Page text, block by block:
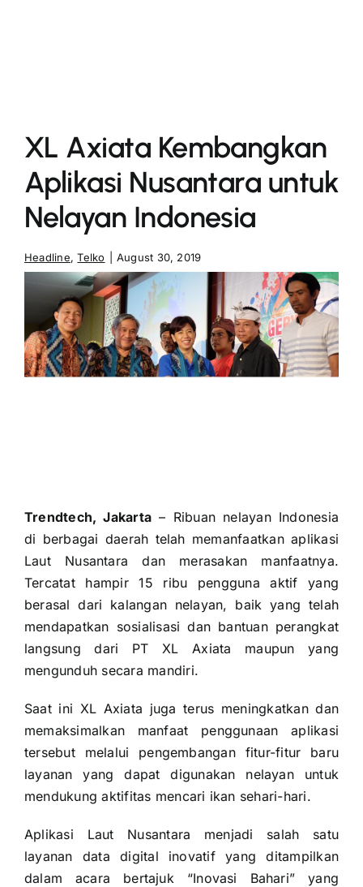
XL Axiata Kembangkan
Aplikasi Nusantara untuk
Nelayan Indonesia
Headline,Telko August 30, 2019
Trendtech, Jakarta – Ribuan nelayan Indonesia
di berbagai daerah telah memanfaatkan aplikasi
Laut Nusantara dan merasakan manfaatnya.
Tercatat hampir 15 ribu pengguna aktif yang
berasal dari kalangan nelayan, baik yang telah
mendapatkan sosialisasi dan bantuan perangkat
langsung dari PT XL Axiata maupun yang
mengunduh secara mandiri.
Saat ini XL Axiata juga terus meningkatkan dan
memaksimalkan manfaat penggunaan aplikasi
tersebut melalui pengembangan fitur-fitur baru
layanan yang dapat digunakan nelayan untuk
mendukung aktifitas mencari ikan sehari-hari.
Aplikasi Laut Nusantara menjadi salah satu
layanan data digital inovatif yang ditampilkan
dalam acara bertajuk “Inovasi Bahari” yang